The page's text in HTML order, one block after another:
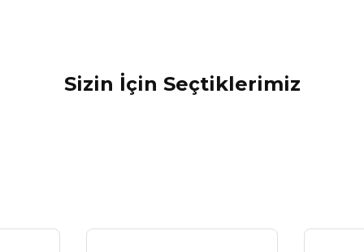
Sizin İçin Seçtiklerimiz